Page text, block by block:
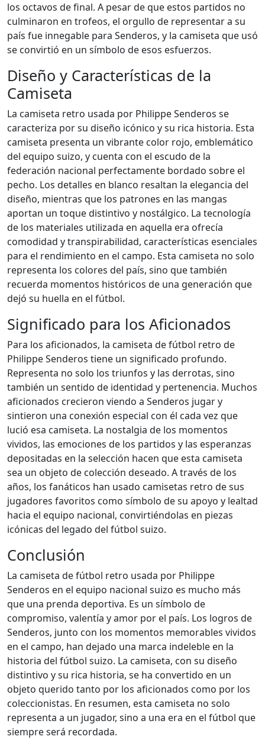
los octavos de final. A pesar de que estos partidos no
culminaron en trofeos, el orgullo de representar a su
país fue innegable para Senderos, y la camiseta que usó
se convirtió en un símbolo de esos esfuerzos.
Diseño y Características de la
Camiseta
La camiseta retro usada por Philippe Senderos se
caracteriza por su diseño icónico y su rica historia. Esta
camiseta presenta un vibrante color rojo, emblemático
del equipo suizo, y cuenta con el escudo de la
federación nacional perfectamente bordado sobre el
pecho. Los detalles en blanco resaltan la elegancia del
diseño, mientras que los patrones en las mangas
aportan un toque distintivo y nostálgico. La tecnología
de los materiales utilizada en aquella era ofrecía
comodidad y transpirabilidad, características esenciales
para el rendimiento en el campo. Esta camiseta no solo
representa los colores del país, sino que también
recuerda momentos históricos de una generación que
dejó su huella en el fútbol.
Significado para los Aficionados
Para los aficionados, la camiseta de fútbol retro de
Philippe Senderos tiene un significado profundo.
Representa no solo los triunfos y las derrotas, sino
también un sentido de identidad y pertenencia. Muchos
aficionados crecieron viendo a Senderos jugar y
sintieron una conexión especial con él cada vez que
lució esa camiseta. La nostalgia de los momentos
vividos, las emociones de los partidos y las esperanzas
depositadas en la selección hacen que esta camiseta
sea un objeto de colección deseado. A través de los
años, los fanáticos han usado camisetas retro de sus
jugadores favoritos como símbolo de su apoyo y lealtad
hacia el equipo nacional, convirtiéndolas en piezas
icónicas del legado del fútbol suizo.
Conclusión
La camiseta de fútbol retro usada por Philippe
Senderos en el equipo nacional suizo es mucho más
que una prenda deportiva. Es un símbolo de
compromiso, valentía y amor por el país. Los logros de
Senderos, junto con los momentos memorables vividos
en el campo, han dejado una marca indeleble en la
historia del fútbol suizo. La camiseta, con su diseño
distintivo y su rica historia, se ha convertido en un
objeto querido tanto por los aficionados como por los
coleccionistas. En resumen, esta camiseta no solo
representa a un jugador, sino a una era en el fútbol que
siempre será recordada.